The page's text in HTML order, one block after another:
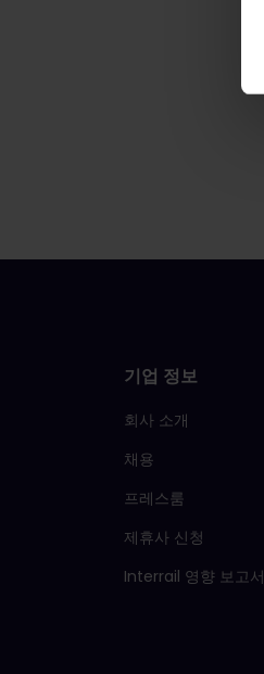
기업 정보
회사 소개
채용
프레스룸
제휴사 신청
Interrail 영향 보고서